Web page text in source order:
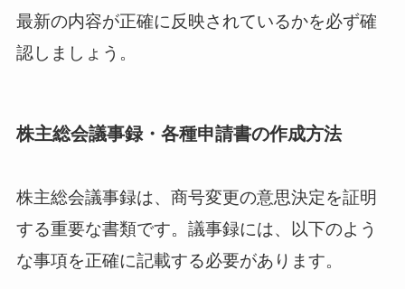
最新の内容が正確に反映されているかを必ず確
認しましょう。
株主総会議事録・各種申請書の作成方法
株主総会議事録は、商号変更の意思決定を証明
する重要な書類です。議事録には、以下のよう
な事項を正確に記載する必要があります。